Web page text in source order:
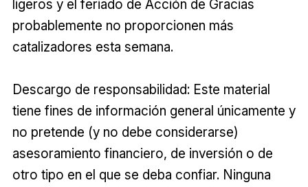
ligeros y el feriado de Acción de Gracias
probablemente no proporcionen más
catalizadores esta semana.
Descargo de responsabilidad: Este material
tiene fines de información general únicamente y
no pretende (y no debe considerarse)
asesoramiento financiero, de inversión o de
otro tipo en el que se deba confiar. Ninguna